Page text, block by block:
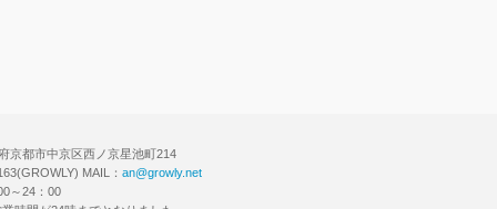
京都市中京区西ノ京星池町214
MAIL： an@growly.net
～24：00